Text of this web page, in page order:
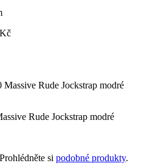
Rude Jockstrap modré
si podobné produkty.